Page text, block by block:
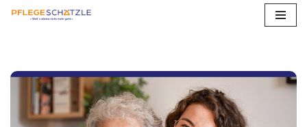
springen